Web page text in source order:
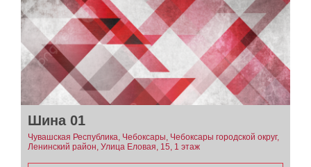
Шина 01
Чувашская Республика, Чебоксары, Чебоксары городской округ,
Ленинский район, Улица Еловая, 15, 1 этаж